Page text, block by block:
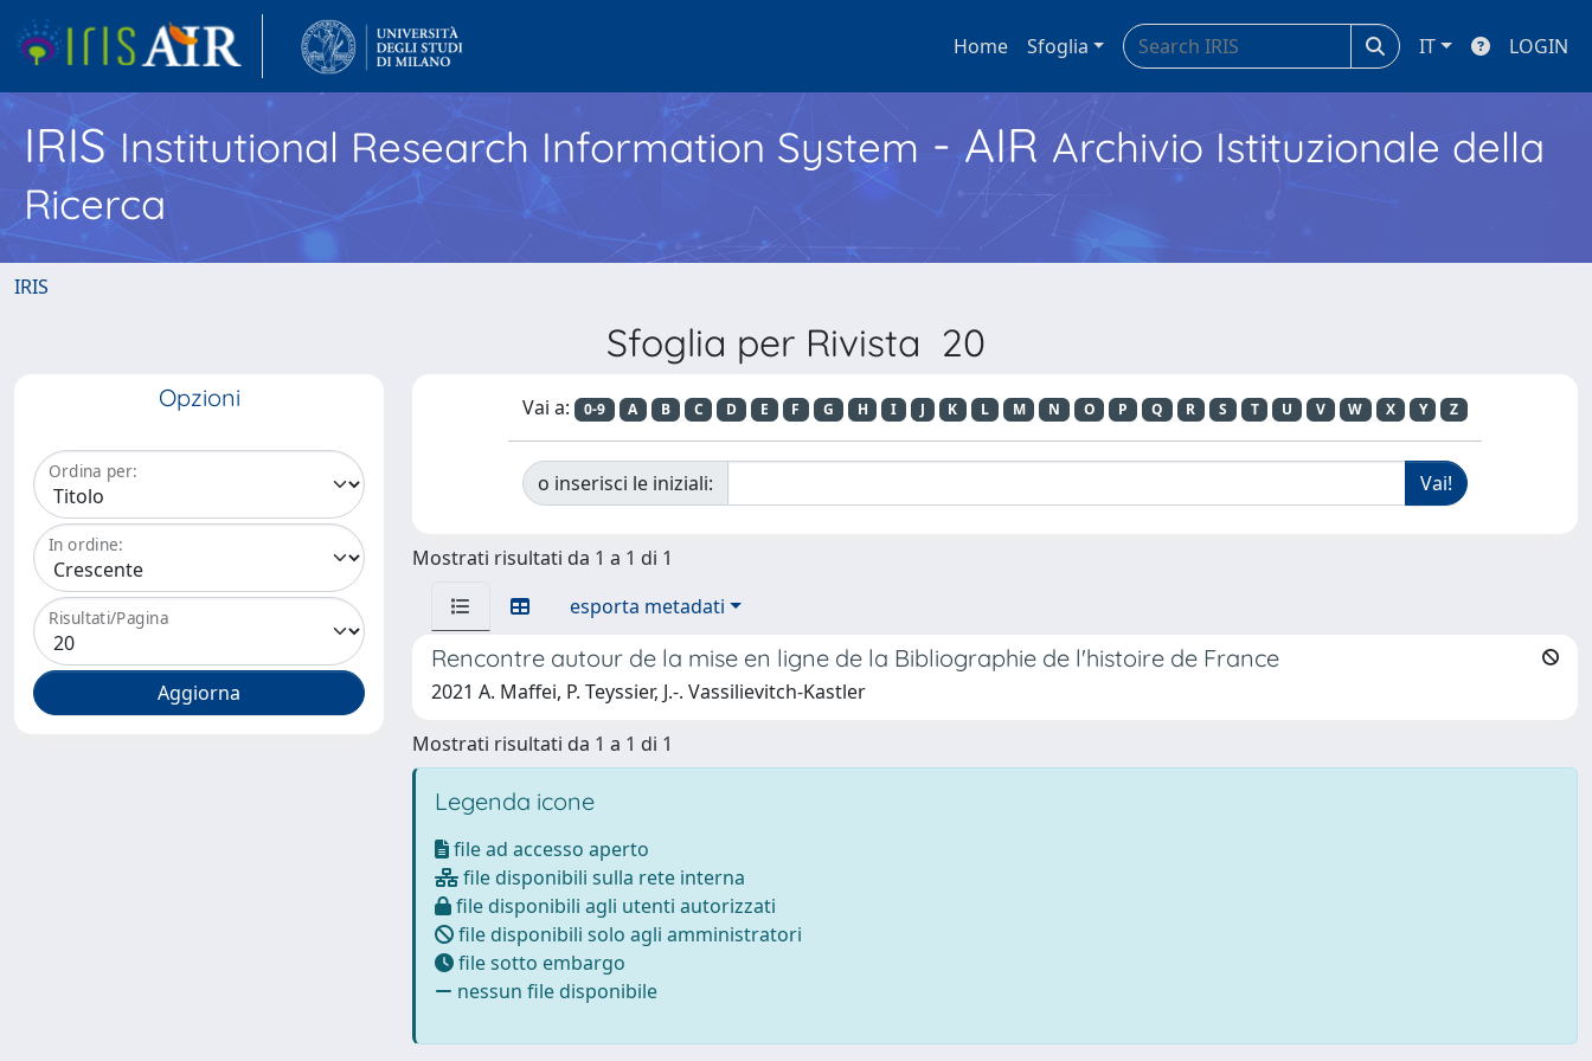
Home Sfoglia IT LOGIN
IRISInstitutional Research Information System - AIR Archivio Istituzionale della
Ricerca
IRIS
Sfoglia per Rivista 20
Opzioni
Ordina per:
In ordine:
Risultati/Pagina
Vai a: 0-9 A B C D E F G H I J K L M N O P Q R S T U V W X Y Z
o inserisci le iniziali:
Mostrati risultati da 1 a 1 di 1
esporta metadati
Rencontre autour de la mise en ligne de la Bibliographie de l'histoire de France
2021 A. Maffei, P. Teyssier, J.-. Vassilievitch-Kastler
Mostrati risultati da 1 a 1 di 1
Legenda icone
file ad accesso aperto
file disponibili sulla rete interna
file disponibili agli utenti autorizzati
file disponibili solo agli amministratori
file sotto embargo
nessun file disponibile